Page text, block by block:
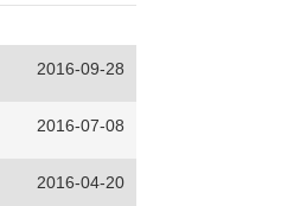
2016-09-28
2016-07-08
2016-04-20